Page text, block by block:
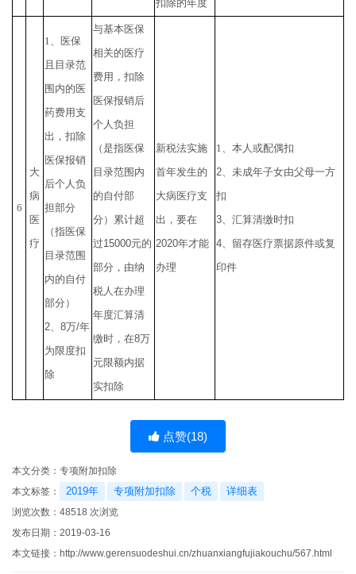
扣除的年度
6
大
病
医
疗
1
、医保
且目录范
围内的医
药费用支
出，扣除
医保报销
后个人负
担部分
（指医保
目录范围
内的自付
部分）
2
8万/年
为限度扣
除
与基本医保
相关的医疗
费用，扣除
医保报销后
个人负担
（是指医保
目录范围内
的自付部
分）累计超
过15000元的
部分，由纳
税人在办理
年度汇算清
缴时，在8万
元限额内据
实扣除
新税法实施
首年发生的
大病医疗支
出，要在
2020年才能
办理
1
、本人或配偶扣
2 、未成年子女由父母一方
扣
3 、汇算清缴时扣
4 、留存医疗票据原件或复
印件
点赞(18)
本文分类： 专项附加扣除
本文标签：
2019年 专项附加扣除 个税 详细表
浏览次数： 48518 次浏览
发布日期：2019-03-16
本文链接： http://www.gerensuodeshui.cn/zhuanxiangfujiakouchu/567.html